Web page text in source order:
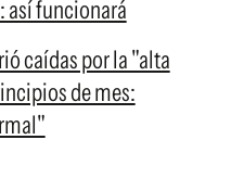
así funcionará
caídas por la "alta
de mes: